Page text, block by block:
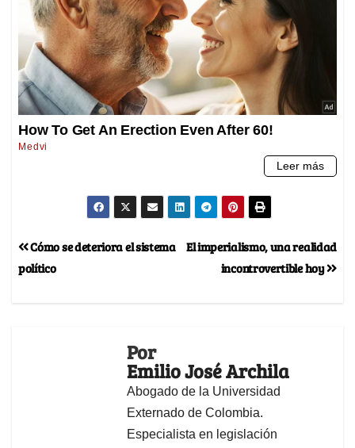
El imperialismo, una realidad
incontrovertible hoy
Cómo se deteriora el sistema
político
Por
Emilio José Archila
Abogado de la Universidad
Externado de Colombia.
Especialista en legislación